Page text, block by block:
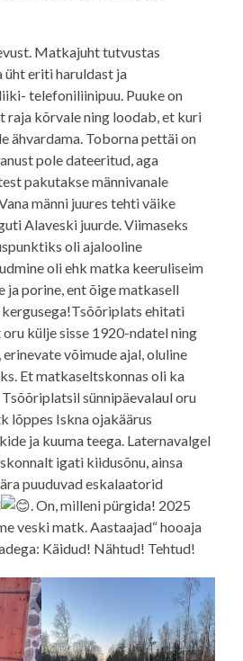
Matkajuht tutvustas
üht eriti haruldast ja
telefoniliinipuu. Puuke on
raja kõrvale ning loodab, et kuri
ähvardama. Toborna pettäi on
pole dateeritud, aga
pakutakse männivanale
männi juures tehti väike
Alaveski juurde. Viimaseks
oli ajalooline
oli ehk matka keeruliseim
ja porine, ent õige matkasell
ehitati
külje sisse 1920-ndatel ning
võimude ajal, oluline
Et matkaseltskonnas oli ka
Tsõõriplatsil sünnipäevalaul oru
lõppes Iskna ojakäärus
ja kuuma teega. Laternavalgel
igati kiidusõnu, ainsa
puuduvad eskalaatorid
. On, milleni pürgida! 2025
veski matk. Aastaajad“ hooaja
Käidud! Nähtud! Tehtud!